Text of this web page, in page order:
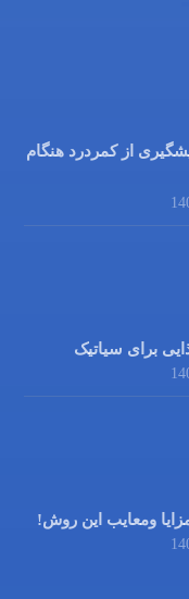
مهم برای پیشگیری از کمردرد هنگام
برای سیاتیک
ومعایب این روش!